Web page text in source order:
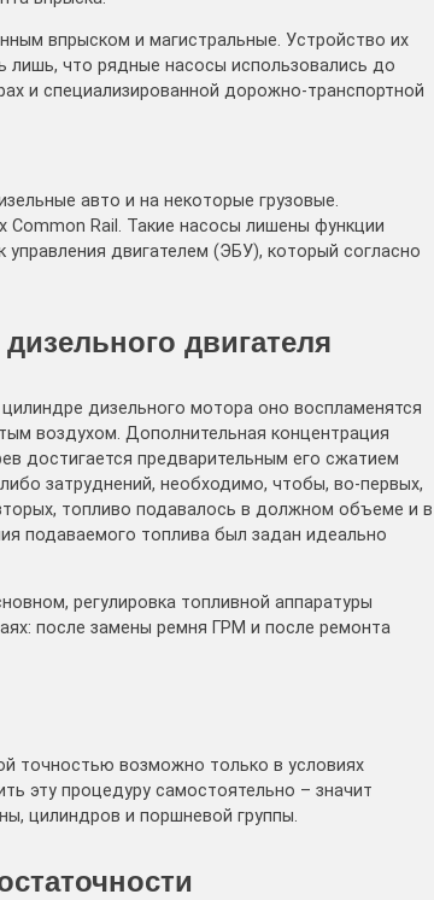
впрыском и магистральные. Устройство их
лишь, что рядные насосы использовались до
и специализированной дорожно-транспортной
авто и на некоторые грузовые.
Common Rail. Такие насосы лишены функции
двигателем (ЭБУ), который согласно
двигателя
дизельного мотора оно воспламенятся
воздухом. Дополнительная концентрация
достигается предварительным его сжатием
затруднений, необходимо, чтобы, во-первых,
топливо подавалось в должном объеме и в
подаваемого топлива был задан идеально
регулировка топливной аппаратуры
после замены ремня ГРМ и после ремонта
точностью возможно только в условиях
эту процедуру самостоятельно – значит
цилиндров и поршневой группы.